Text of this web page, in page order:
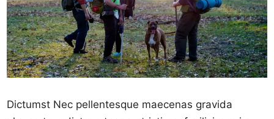
Dictumst Nec pellentesque maecenas gravida